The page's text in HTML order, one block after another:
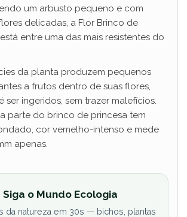
um arbusto pequeno e com
delicadas, a Flor Brinco de
entre uma das mais resistentes do
da planta produzem pequenos
a frutos dentro de suas flores,
ser ingeridos, sem trazer malefícios.
parte do brinco de princesa tem
cor vemelho-intenso e mede
apenas.
Siga o Mundo Ecologia
da natureza em 30s — bichos, plantas